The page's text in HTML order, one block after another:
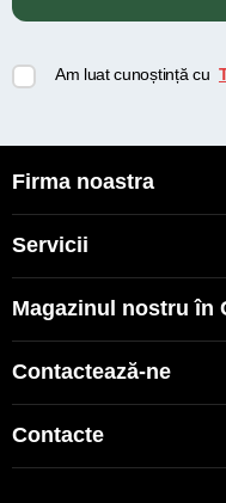
Am luat cunoștință cu
Firma noastra
Servicii
Magazinul nostru în
Contactează-ne
Contacte